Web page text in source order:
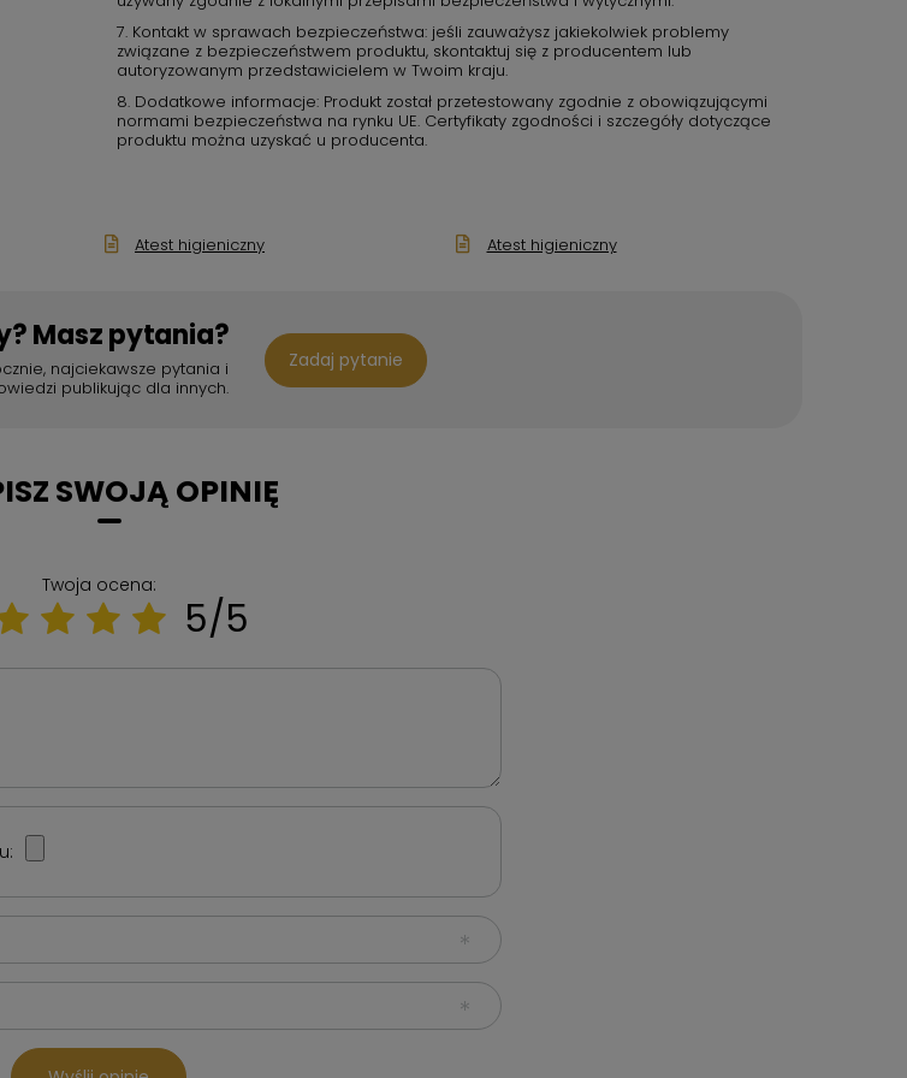
7. Kontakt w sprawach bezpieczeństwa: jeśli zauważysz jakiekolwiek problemy
związane z bezpieczeństwem produktu, skontaktuj się z producentem lub
autoryzowanym przedstawicielem w Twoim kraju.
8. Dodatkowe informacje: Produkt został przetestowany zgodnie z obowiązującymi
normami bezpieczeństwa na rynku UE. Certyfikaty zgodności i szczegóły dotyczące
produktu można uzyskać u producenta.
Atest higieniczny Atest higieniczny
Masz pytania?
najciekawsze pytania i
publikując dla innych.
Zadaj pytanie
SWOJĄ OPINIĘ
Twoja ocena:
5/5